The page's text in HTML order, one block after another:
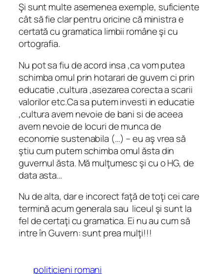
Şi sunt multe asemenea exemple, suficiente
cât să fie clar pentru oricine că ministra e
certată cu gramatica limbii române şi cu
ortografia.
Nu pot sa fiu de acord insa ,ca vom putea
schimba omul prin hotarari de guvern ci prin
educatie ,cultura ,asezarea corecta a scarii
valorilor etc.Ca sa putem investi in educatie
,cultura avem nevoie de bani si de aceea
avem nevoie de locuri de munca de
economie sustenabila (…) –eu aş vrea să
ştiu cum putem schimba omul ăsta din
guvernul ăsta. Mă mulţumesc şi cu o HG, de
data asta…
Nu de alta, dar e incorect faţă de toţi cei care
termină acum generala sau liceul şi sunt la
fel de certaţi cu gramatica. Ei nu au cum să
intre în Guvern: sunt prea mulţi!!!
politicieni romani